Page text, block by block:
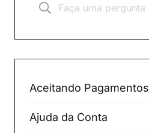
Aceitando Pagamentos
Ajuda da Conta